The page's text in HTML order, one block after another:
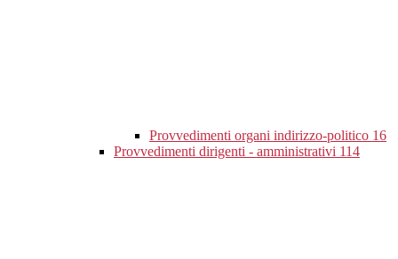
Provvedimenti organi indirizzo-politico 16
Provvedimenti dirigenti - amministrativi 114